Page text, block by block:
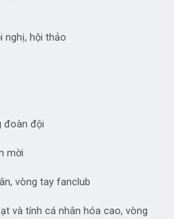
nghị, hội thảo
đoàn đội
mời
vòng tay fanclub
và tính cá nhân hóa cao, vòng